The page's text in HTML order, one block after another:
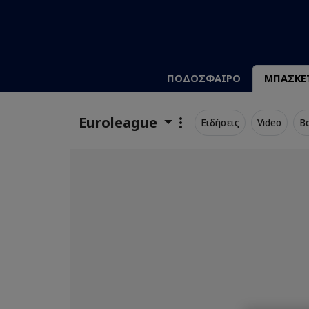
ΠΟΔΟΣΦΑΙΡΟ
Euroleague Ειδήσεις Video